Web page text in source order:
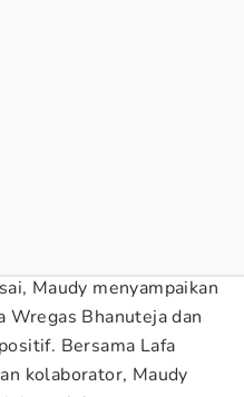
Maudy menyampaikan
Wregas Bhanuteja dan
Bersama Lafa
kolaborator, Maudy